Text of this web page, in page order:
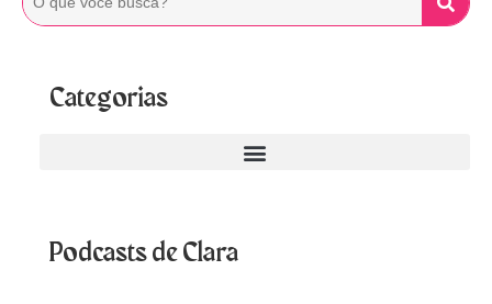
Categorias
Podcasts de Clara